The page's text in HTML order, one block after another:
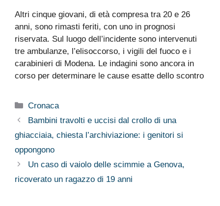
Altri cinque giovani, di età compresa tra 20 e 26
anni, sono rimasti feriti, con uno in prognosi
riservata. Sul luogo dell’incidente sono intervenuti
tre ambulanze, l’elisoccorso, i vigili del fuoco e i
carabinieri di Modena. Le indagini sono ancora in
corso per determinare le cause esatte dello scontro
Categorie
Cronaca
Bambini travolti e uccisi dal crollo di una
ghiacciaia, chiesta l’archiviazione: i genitori si
oppongono
Un caso di vaiolo delle scimmie a Genova,
ricoverato un ragazzo di 19 anni